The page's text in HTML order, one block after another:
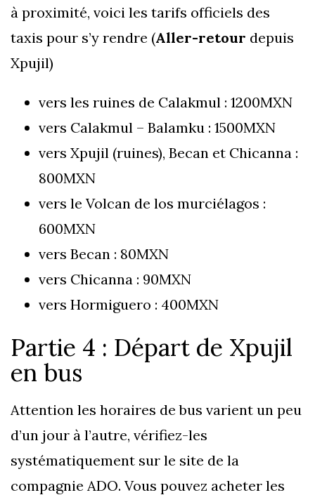
à proximité, voici les tarifs officiels des
taxis pour s’y rendre (Aller-retour depuis
Xpujil)
vers les ruines de Calakmul : 1200MXN
vers Calakmul – Balamku : 1500MXN
vers Xpujil (ruines), Becan et Chicanna :
800MXN
vers le Volcan de los murciélagos :
600MXN
vers Becan : 80MXN
vers Chicanna : 90MXN
vers Hormiguero : 400MXN
Partie 4 : Départ de Xpujil
en bus
Attention les horaires de bus varient un peu
d’un jour à l’autre, vérifiez-les
systématiquement sur le site de la
compagnie ADO. Vous pouvez acheter les